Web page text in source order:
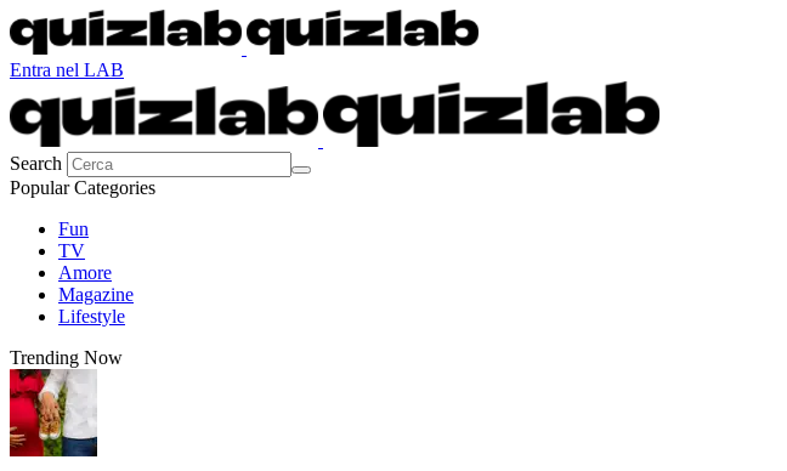
Entra nel LAB
Search
Popular Categories
Fun
TV
Amore
Magazine
Lifestyle
Trending Now